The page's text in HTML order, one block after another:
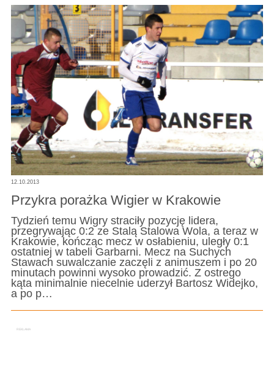
12.10.2013
Przykra porażka Wigier w Krakowie
Tydzień temu Wigry straciły pozycję lidera,
przegrywając 0:2 ze Stalą Stalowa Wola, a teraz w
Krakowie, kończąc mecz w osłabieniu, uległy 0:1
ostatniej w tabeli Garbarni. Mecz na Suchych
Stawach suwalczanie zaczęli z animuszem i po 20
minutach powinni wysoko prowadzić. Z ostrego
kąta minimalnie niecelnie uderzył Bartosz Widejko,
a po p…